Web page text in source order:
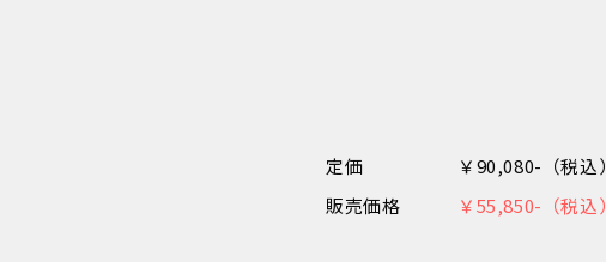
定価
￥90,080-（税込）
販売価格
￥55,850-（税込）